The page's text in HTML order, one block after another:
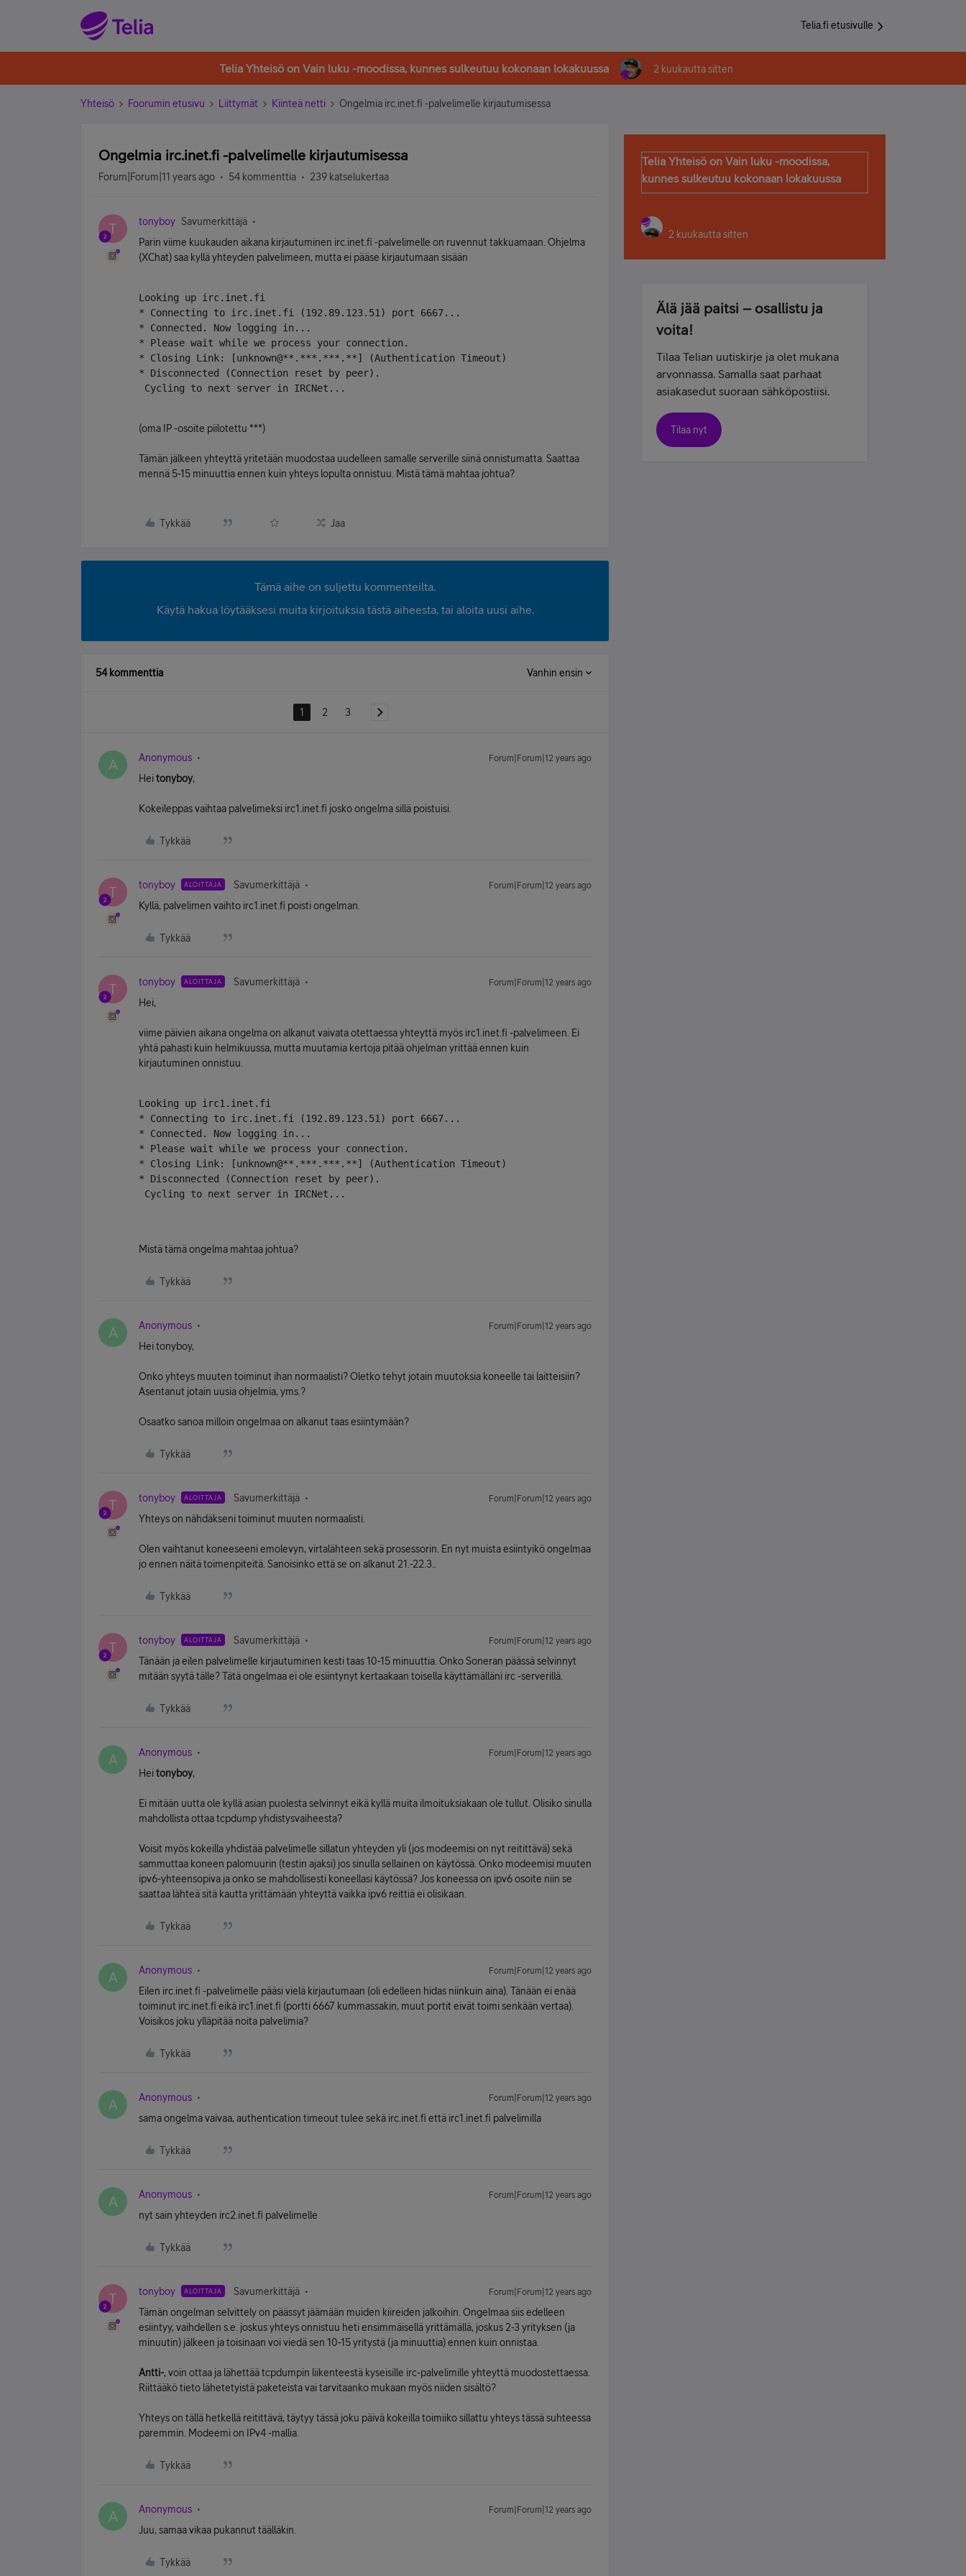
Telia.fi etusivulle
Telia Yhteisö on Vain luku -moodissa, kunnes sulkeutuu kokonaan lokakuussa 2 kuukautta sitten
Yhteisö Foorumin etusivu Liittymät Kiinteä netti Ongelmia irc.inet.fi -palvelimelle kirjautumisessa
Ongelmia irc.inet.fi -palvelimelle kirjautumisessa
Forum|Forum|11 years ago 54 kommenttia 239 katselukertaa
T tonyboy Savumerkittäjä
Parin viime kuukauden aikana kirjautuminen irc.inet.fi -palvelimelle on ruvennut takkuamaan. Ohjelma
(XChat) saa kyllä yhteyden palvelimeen, mutta ei pääse kirjautumaan sisään
Looking up irc.inet.fi
* Connecting to irc.inet.fi (192.89.123.51) port 6667...
* Connected. Now logging in...
* Please wait while we process your connection.
* Closing Link: [unknown@**.***.***.**] (Authentication Timeout)
* Disconnected (Connection reset by peer).
Cycling to next server in IRCNet...
(oma IP -osoite piilotettu ***)
Tämän jälkeen yhteyttä yritetään muodostaa uudelleen samalle serverille siinä onnistumatta. Saattaa
mennä 5-15 minuuttia ennen kuin yhteys lopulta onnistuu. Mistä tämä mahtaa johtua?
Tykkää Jaa
Tämä aihe on suljettu kommenteilta.
Käytä hakua löytääksesi muita kirjoituksia tästä aiheesta, tai aloita uusi aihe.
54 kommenttia Vanhin ensin
1 2 3
A Anonymous Forum|Forum|12 years ago
Heitonyboy,
Kokeileppas vaihtaa palvelimeksi irc1.inet.fi josko ongelma sillä poistuisi.
Tykkää
T tonyboy ALOITTAJA Savumerkittäjä Forum|Forum|12 years ago
Kyllä, palvelimen vaihto irc1.inet.fi poisti ongelman.
Tykkää
T tonyboy ALOITTAJA Savumerkittäjä Forum|Forum|12 years ago
Hei,
viime päivien aikana ongelma on alkanut vaivata otettaessa yhteyttä myös irc1.inet.fi -palvelimeen. Ei
yhtä pahasti kuin helmikuussa, mutta muutamia kertoja pitää ohjelman yrittää ennen kuin
kirjautuminen onnistuu.
Looking up irc1.inet.fi
* Connecting to irc.inet.fi (192.89.123.51) port 6667...
* Connected. Now logging in...
* Please wait while we process your connection.
* Closing Link: [unknown@**.***.***.**] (Authentication Timeout)
* Disconnected (Connection reset by peer).
Cycling to next server in IRCNet...
Mistä tämä ongelma mahtaa johtua?
Tykkää
A Anonymous Forum|Forum|12 years ago
Hei tonyboy,
Onko yhteys muuten toiminut ihan normaalisti? Oletko tehyt jotain muutoksia koneelle tai laitteisiin?
Asentanut jotain uusia ohjelmia, yms.?
Osaatko sanoa milloin ongelmaa on alkanut taas esiintymään?
Tykkää
T tonyboy ALOITTAJA Savumerkittäjä Forum|Forum|12 years ago
Yhteys on nähdäkseni toiminut muuten normaalisti.
Olen vaihtanut koneeseeni emolevyn, virtalähteen sekä prosessorin. En nyt muista esiintyikö ongelmaa
jo ennen näitä toimenpiteitä. Sanoisinko että se on alkanut 21.-22.3..
Tykkää
T tonyboy ALOITTAJA Savumerkittäjä Forum|Forum|12 years ago
Tänään ja eilen palvelimelle kirjautuminen kesti taas 10-15 minuuttia. Onko Soneran päässä selvinnyt
mitään syytä tälle? Tätä ongelmaa ei ole esiintynyt kertaakaan toisella käyttämälläni irc -serverillä.
Tykkää
A Anonymous Forum|Forum|12 years ago
Heitonyboy,
Ei mitään uutta ole kyllä asian puolesta selvinnyt eikä kyllä muita ilmoituksiakaan ole tullut. Olisiko sinulla
mahdollista ottaa tcpdump yhdistysvaiheesta?
Voisit myös kokeilla yhdistää palvelimelle sillatun yhteyden yli (jos modeemisi on nyt reitittävä) sekä
sammuttaa koneen palomuurin (testin ajaksi) jos sinulla sellainen on käytössä. Onko modeemisi muuten
ipv6-yhteensopiva ja onko se mahdollisesti koneellasi käytössä? Jos koneessa on ipv6 osoite niin se
saattaa lähteä sitä kautta yrittämään yhteyttä vaikka ipv6 reittiä ei olisikaan.
Tykkää
A Anonymous Forum|Forum|12 years ago
Eilen irc.inet.fi -palvelimelle pääsi vielä kirjautumaan (oli edelleen hidas niinkuin aina). Tänään ei enää
toiminut irc.inet.fi eikä irc1.inet.fi (portti 6667 kummassakin, muut portit eivät toimi senkään vertaa).
Voisikos joku ylläpitää noita palvelimia?
Tykkää
A Anonymous Forum|Forum|12 years ago
sama ongelma vaivaa, authentication timeout tulee sekä irc.inet.fi että irc1.inet.fi palvelimilla
Tykkää
A Anonymous Forum|Forum|12 years ago
nyt sain yhteyden irc2.inet.fi palvelimelle
Tykkää
T tonyboy ALOITTAJA Savumerkittäjä Forum|Forum|12 years ago
Tämän ongelman selvittely on päässyt jäämään muiden kiireiden jalkoihin. Ongelmaa siis edelleen
esiintyy, vaihdellen s.e. joskus yhteys onnistuu heti ensimmäisellä yrittämällä, joskus 2-3 yrityksen (ja
minuutin) jälkeen ja toisinaan voi viedä sen 10-15 yritystä (ja minuuttia) ennen kuin onnistaa.
Antti-, voin ottaa ja lähettää tcpdumpin liikenteestä kyseisille irc-palvelimille yhteyttä muodostettaessa.
Riittääkö tieto lähetetyistä paketeista vai tarvitaanko mukaan myös niiden sisältö?
Yhteys on tällä hetkellä reitittävä, täytyy tässä joku päivä kokeilla toimiiko sillattu yhteys tässä suhteessa
paremmin. Modeemi on IPv4 -mallia.
Tykkää
A Anonymous Forum|Forum|12 years ago
Juu, samaa vikaa pukannut täälläkin.
Tykkää
Telia Yhteisö on Vain luku -moodissa,
kunnes sulkeutuu kokonaan lokakuussa
2 kuukautta sitten
Älä jää paitsi – osallistu ja
voita!
Tilaa Telian uutiskirje ja olet mukana
arvonnassa. Samalla saat parhaat
asiakasedut suoraan sähköpostiisi.
Tilaa nyt